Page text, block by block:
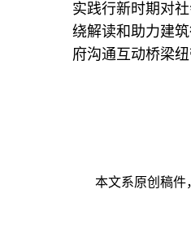
实践行新时期对
绕解读和助力建
府沟通互动桥梁
本文系原创稿件